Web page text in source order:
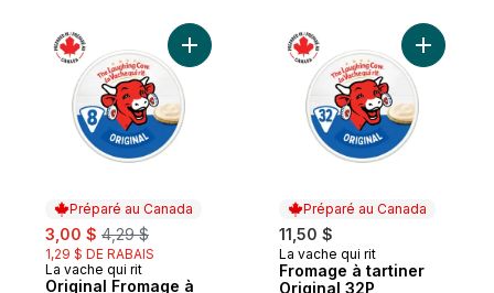
Préparé au Canada
sale:
3,00 $ , formerly:
4,29 $
1,29 $ DE RABAIS
Préparé au Canada
La vache qui rit
Original Fromage à
Ajouter Original Fromage à tartiner 8P au
Préparé au Canada
11,50 $
Préparé au Canada
La vache qui rit
Fromage à tartiner
Original 32P
Ajouter